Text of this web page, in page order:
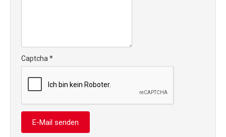
Captcha*
E-Mail senden